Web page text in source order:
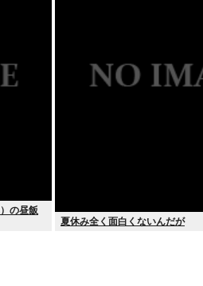
の昼飯
夏休み全く面白くないんだが